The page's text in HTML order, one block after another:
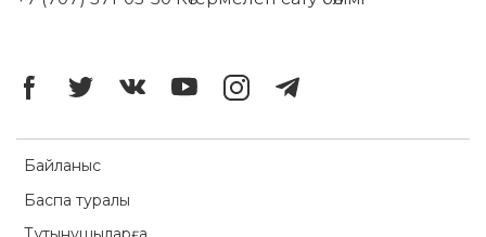
Байланыс
Баспа туралы